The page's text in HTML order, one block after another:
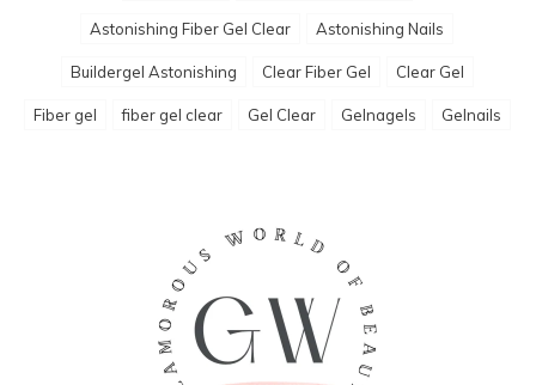
Astonishing Fiber Gel Clear Astonishing Nails
Buildergel Astonishing Clear Fiber Gel Clear Gel
Fiber gel fiber gel clear Gel Clear Gelnagels Gelnails